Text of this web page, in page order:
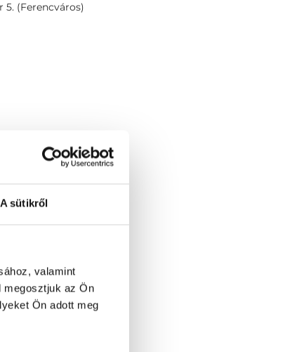
A sütikről
valamint
megosztjuk az Ön
Ön adott meg
5. (Ferencváros)